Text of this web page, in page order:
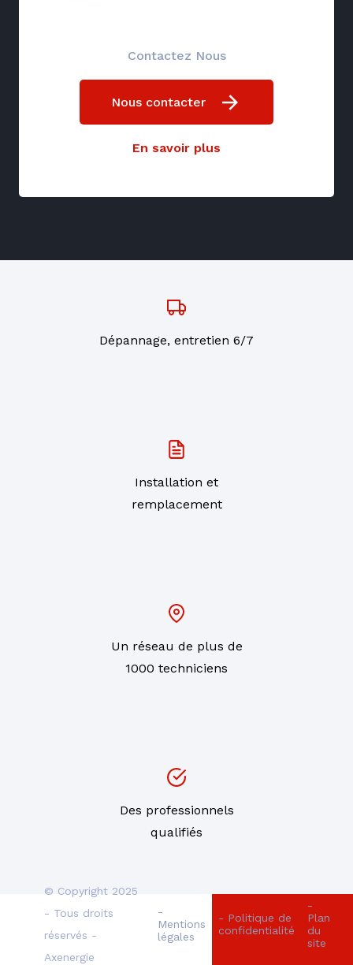
Contactez Nous
Nous contacter
En savoir plus
Dépannage, entretien 6/7
Installation et
remplacement
Un réseau de plus de
1000 techniciens
Des professionnels
qualifiés
© Copyright 2025
- Tous droits
réservés -
Axenergie
-
Mentions
légales
- Politique de
confidentialité
-
Plan
du
site